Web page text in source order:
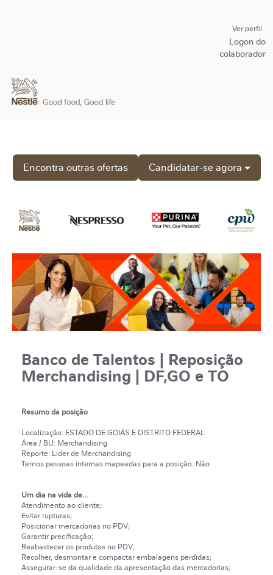
Ver perfil
Logon do
colaborador
Candidatar-se agora
Encontra outras ofertas
Banco de Talentos | Reposição
Merchandising | DF,GO e TO
Resumo da posição
Localização: ESTADO DE GOIÁS E DISTRITO FEDERAL
Área / BU: Merchandising
Reporte: Líder de Merchandising
Temos pessoas internas mapeadas para a posição: Não
Um dia na vida de...
Atendimento ao cliente;
Evitar rupturas;
Posicionar mercadorias no PDV;
Garantir precificação;
Reabastecer os produtos no PDV;
Recolher, desmontar e compactar embalagens perdidas;
Assegurar-se da qualidade da apresentação das mercadorias;